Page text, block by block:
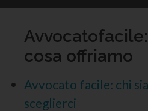
cosa offriamo
Avvocato facile: chi
sceglierci